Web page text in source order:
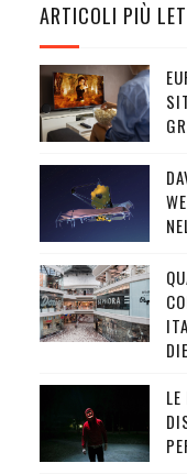
ARTICOLI PIÙ